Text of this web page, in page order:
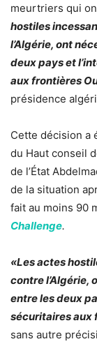
meurtriers qui
hostiles
l’Algérie, ont
deux pays et
aux frontières
présidence
Cette décision a
du Haut conseil
de l’État
de la situation
fait au moins 90
Challenge.
«Les actes
contre l’Algérie,
entre les deux
sécuritaires aux
sans autre